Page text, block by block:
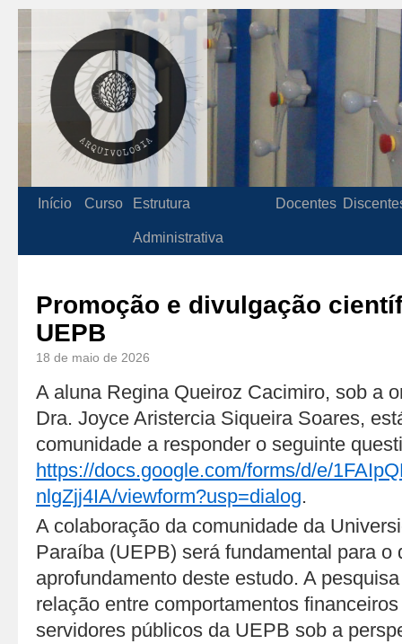
Início Curso Estrutura
Administrativa
Docentes
Promoção e divulgação
UEPB
18 de maio de 2026
A aluna Regina Queiroz Cacimiro, sob a
Dra. Joyce Aristercia Siqueira Soares,
comunidade a responder o seguinte
https://docs.google.com/forms/d/e/
nlgZjj4IA/viewform?usp=dialog.
A colaboração da comunidade da
Paraíba (UEPB) será fundamental para o
aprofundamento deste estudo. A
relação entre comportamentos
servidores públicos da UEPB sob a